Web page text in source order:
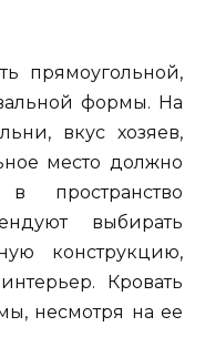
прямоугольной,
формы. На
вкус хозяев,
место должно
пространство
выбирать
конструкцию,
Кровать
несмотря на ее